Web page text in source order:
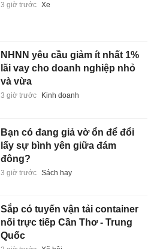
3 giờ trước Xe
NHNN yêu cầu giảm ít nhất 1%
lãi vay cho doanh nghiệp nhỏ
và vừa
3 giờ trước Kinh doanh
Bạn có đang giả vờ ổn để đổi
lấy sự bình yên giữa đám
đông?
3 giờ trước Sách hay
Sắp có tuyến vận tải container
nối trực tiếp Cần Thơ - Trung
Quốc